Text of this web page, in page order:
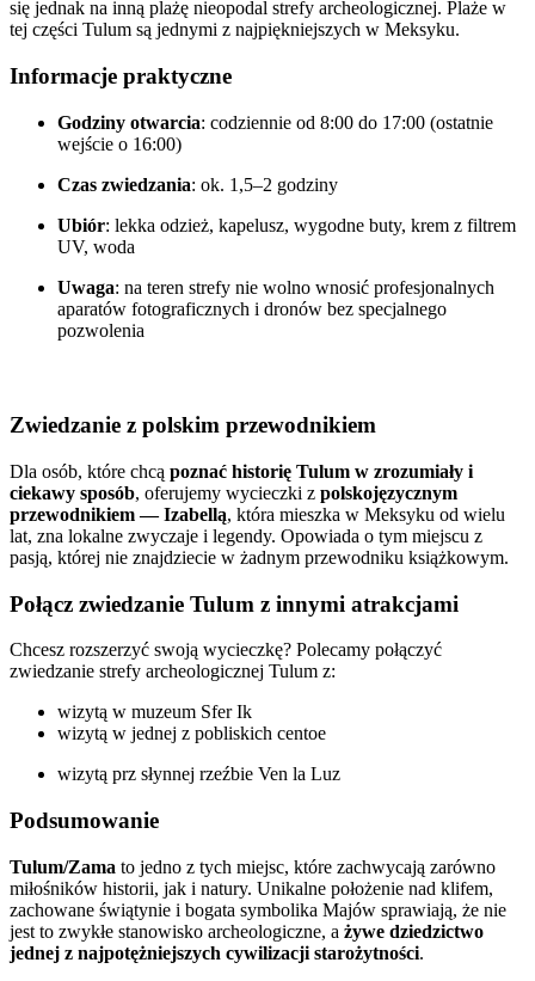
się jednak na inną plażę nieopodal strefy archeologicznej. Plaże w
tej części Tulum są jednymi z najpiękniejszych w Meksyku.
Informacje praktyczne
Godziny otwarcia: codziennie od 8:00 do 17:00 (ostatnie
wejście o 16:00)
Czas zwiedzania: ok. 1,5–2 godziny
Ubiór: lekka odzież, kapelusz, wygodne buty, krem z filtrem
UV, woda
Uwaga: na teren strefy nie wolno wnosić profesjonalnych
aparatów fotograficznych i dronów bez specjalnego
pozwolenia
Zwiedzanie z polskim przewodnikiem
Dla osób, które chcą poznać historię Tulum w zrozumiały i
ciekawy sposób, oferujemy wycieczki z polskojęzycznym
przewodnikiem — Izabellą, która mieszka w Meksyku od wielu
lat, zna lokalne zwyczaje i legendy. Opowiada o tym miejscu z
pasją, której nie znajdziecie w żadnym przewodniku książkowym.
Połącz zwiedzanie Tulum z innymi atrakcjami
Chcesz rozszerzyć swoją wycieczkę? Polecamy połączyć
zwiedzanie strefy archeologicznej Tulum z:
wizytą w muzeum Sfer Ik
wizytą w jednej z pobliskich centoe
wizytą prz słynnej rzeźbie Ven la Luz
Podsumowanie
Tulum/Zama to jedno z tych miejsc, które zachwycają zarówno
miłośników historii, jak i natury. Unikalne położenie nad klifem,
zachowane świątynie i bogata symbolika Majów sprawiają, że nie
jest to zwykłe stanowisko archeologiczne, a żywe dziedzictwo
jednej z najpotężniejszych cywilizacji starożytności.